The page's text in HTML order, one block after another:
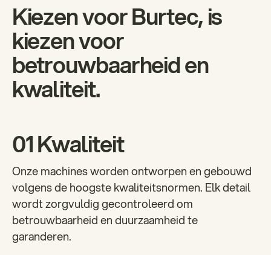
Kiezen voor Burtec, is
kiezen voor
betrouwbaarheid en
kwaliteit.
01Kwaliteit
Onze machines worden ontworpen en gebouwd
volgens de hoogste kwaliteitsnormen. Elk detail
wordt zorgvuldig gecontroleerd om
betrouwbaarheid en duurzaamheid te
garanderen.